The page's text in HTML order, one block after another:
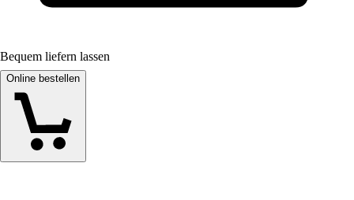
Bequem liefern lassen
Online bestellen